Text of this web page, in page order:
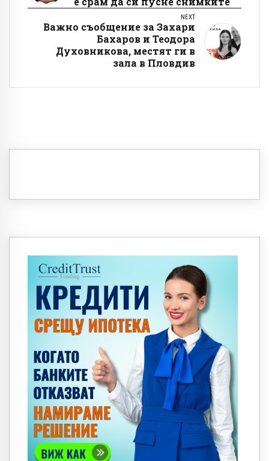
NEXT
Важно съобщение за Захари
Бахаров и Теодора
Духовникова, местят ги в
зала в Пловдив